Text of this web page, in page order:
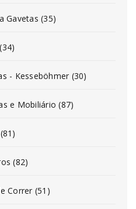
Gavetas (35)
- Kesseböhmer (30)
e Mobiliário (87)
(82)
Correr (51)